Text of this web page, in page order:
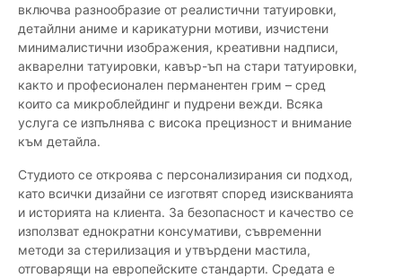
включва разнообразие от реалистични татуировки,
детайлни аниме и карикатурни мотиви, изчистени
минималистични изображения, креативни надписи,
акварелни татуировки, кавър-ъп на стари татуировки,
както и професионален перманентен грим – сред
които са микроблейдинг и пудрени вежди. Всяка
услуга се изпълнява с висока прецизност и внимание
към детайла.
Студиото се откроява с персонализирания си подход,
като всички дизайни се изготвят според изискванията
и историята на клиента. За безопасност и качество се
използват еднократни консумативи, съвременни
методи за стерилизация и утвърдени мастила,
отговарящи на европейските стандарти. Средата е